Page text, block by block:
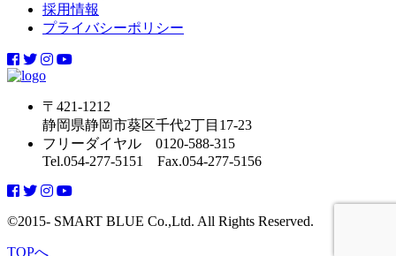
採用情報
プライバシーポリシー
〒421-1212
静岡県静岡市葵区千代2丁目17-23
フリーダイヤル 0120-588-315
Tel.054-277-5151 Fax.054-277-5156
©2015- SMART BLUE Co.,Ltd. All Rights Reserved.
TOPへ